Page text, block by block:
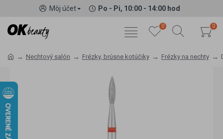
Môj účet Po - Pi, 10:00 - 14:00 hod
0 0
Nechtový salón Frézky, brúsne kotúčiky Frézky na nechty